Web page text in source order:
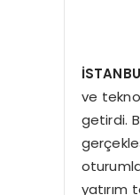
ve
getirdi.
yatırım